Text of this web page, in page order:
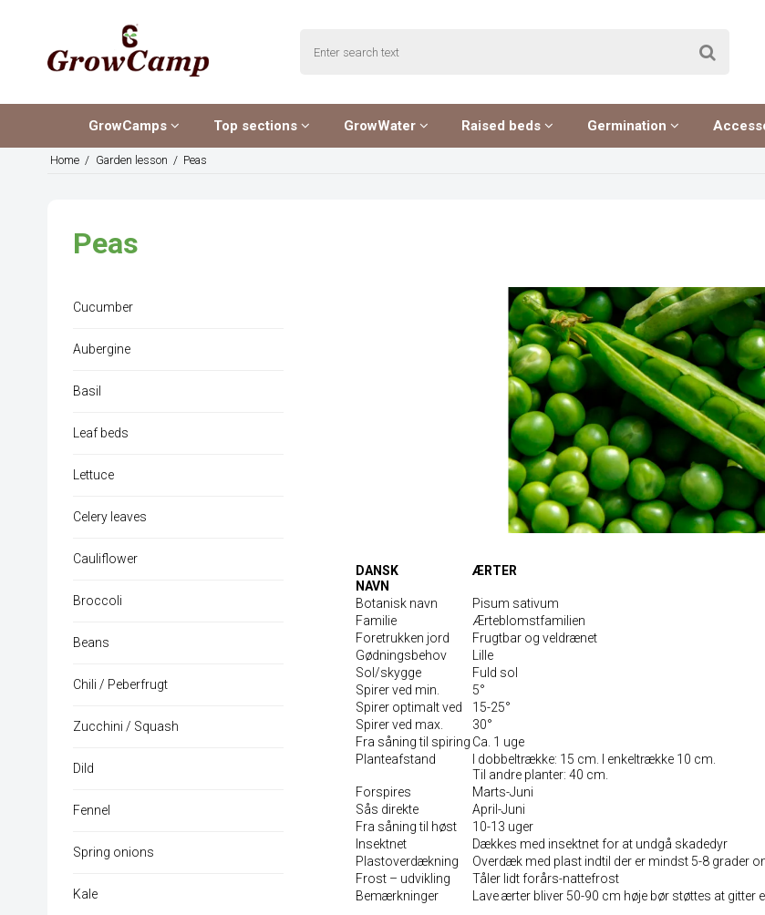
GrowCamps Top sections GrowWater Raised beds Germination
Home / Garden lesson / Peas
Peas
Cucumber
Aubergine
Basil
Leaf beds
Lettuce
Celery leaves
Cauliflower
Broccoli
Beans
Chili / Peberfrugt
Zucchini / Squash
Dild
Fennel
Spring onions
Kale
DANSK
NAVN
ÆRTER
Botanisk navn
Pisum sativum
Familie
Ærteblomstfamilien
Foretrukken jord
Frugtbar og veldrænet
Gødningsbehov
Lille
Sol/skygge
Fuld sol
Spirer ved min.
5°
Spirer optimalt ved
15-25°
Spirer ved max.
30°
Fra såning til spiring Ca. 1 uge
Planteafstand
I dobbeltrække: 15 cm. I enkeltrække 10 cm.
Til andre planter: 40 cm.
Forspires
Marts-Juni
Sås direkte
April-Juni
Fra såning til høst
10-13 uger
Insektnet
Dækkes med insektnet for at undgå skadedyr
Plastoverdækning
Overdæk med plast indtil der er mindst 5-8 grader
Frost – udvikling
Tåler lidt forårs-nattefrost
Bemærkninger
Lave ærter bliver 50-90 cm høje bør støttes at gitter